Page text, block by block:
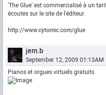
'The Glue' est commercialisé à un
écoutes sur le site de l'éditeur.
http://www.cytomic.com/glue
jem.b
September 12, 2009 01:13AM
Pianos et orgues virtuels gratuits